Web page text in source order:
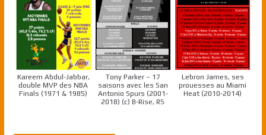
Kareem Abdul-Jabbar,
double MVP des NBA
Finals (1971 & 1985)
Tony Parker – 17
saisons avec les San
Antonio Spurs (2001-
2018) (c) B-Rise, RS
Lebron James, ses
prouesses au Miami
Heat (2010-2014)